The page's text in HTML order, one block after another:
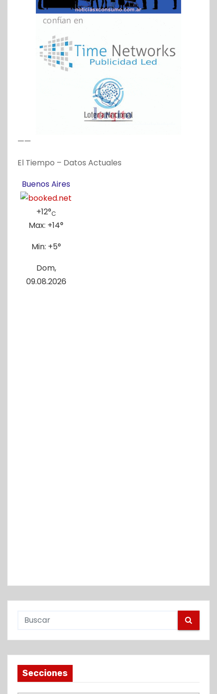
——
El Tiempo – Datos Actuales
Buenos Aires
+12°C
Max: +14°
Min: +5°
Dom,
09.08.2026
Secciones